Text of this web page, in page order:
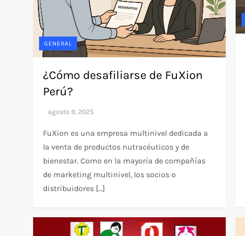
GENERAL
¿Cómo desafiliarse de FuXion
Perú?
FuXion es una empresa multinivel dedicada a
la venta de productos nutracéuticos y de
bienestar. Como en la mayoría de compañías
de marketing multinivel, los socios o
distribuidores […]